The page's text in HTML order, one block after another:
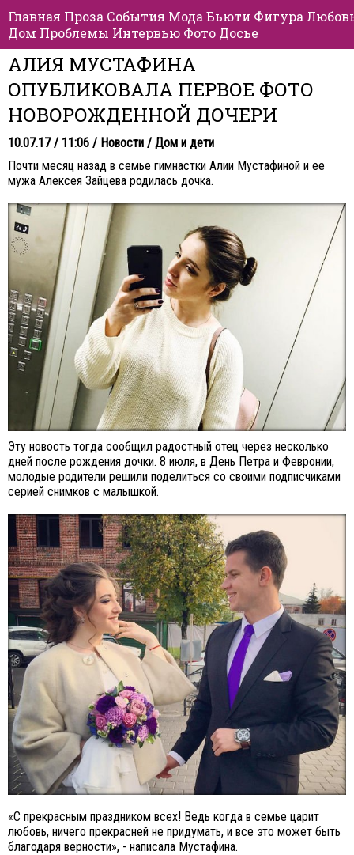
Главная Проза События Мода Бьюти Фигура
Дом Проблемы Интервью Фото Досье
АЛИЯ МУСТАФИНА
ОПУБЛИКОВАЛА ПЕРВОЕ ФОТО
НОВОРОЖДЕННОЙ ДОЧЕРИ
10.07.17 / 11:06 / Новости / Дом и дети
Почти месяц назад в семье гимнастки Алии Мустафиной и ее
мужа Алексея Зайцева родилась дочка.
Эту новость тогда сообщил радостный отец через несколько
дней после рождения дочки. 8 июля, в День Петра и Февронии,
молодые родители решили поделиться со своими подписчиками
серией снимков с малышкой.
«С прекрасным праздником всех! Ведь когда в семье царит
любовь, ничего прекрасней не придумать, и все это может быть
благодаря верности», - написала Мустафина.